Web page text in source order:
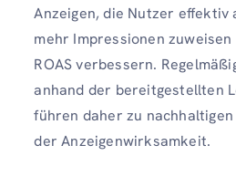
Anzeigen, die Nutzer effektiv
mehr Impressionen
ROAS verbessern.
anhand der bereitgestellten
führen daher zu
der Anzeigenwirksamkeit.